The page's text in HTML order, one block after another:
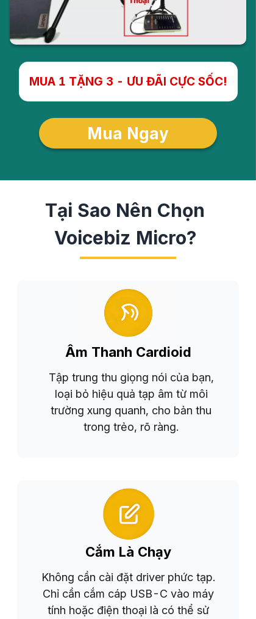
Mua Ngay
MUA 1 TẶNG 3 - ƯU ĐÃI CỰC SỐC!
Âm Thanh Cardioid
Tập trung thu giọng nói của bạn,
loại bỏ hiệu quả tạp âm từ môi
trường xung quanh, cho bản thu
trong trẻo, rõ ràng.
Cắm Là Chạy
Không cần cài đặt driver phức tạp.
Chỉ cần cắm cáp USB-C vào máy
tính hoặc điện thoại là có thể sử
Tại Sao Nên Chọn
Voicebiz Micro?